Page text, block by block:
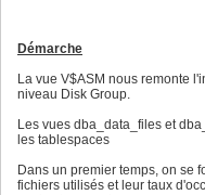
Démarche
La vue V$ASM nous remonte
niveau Disk Group.
Les vues dba_data_files et
les tablespaces
Dans un premier temps, on se
fichiers utilisés et leur taux